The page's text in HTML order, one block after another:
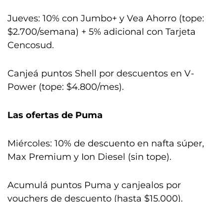
Jueves: 10% con Jumbo+ y Vea Ahorro (tope:
$2.700/semana) + 5% adicional con Tarjeta
Cencosud.
Canjeá puntos Shell por descuentos en V-
Power (tope: $4.800/mes).
Las ofertas de Puma
Miércoles: 10% de descuento en nafta súper,
Max Premium y Ion Diesel (sin tope).
Acumulá puntos Puma y canjealos por
vouchers de descuento (hasta $15.000).